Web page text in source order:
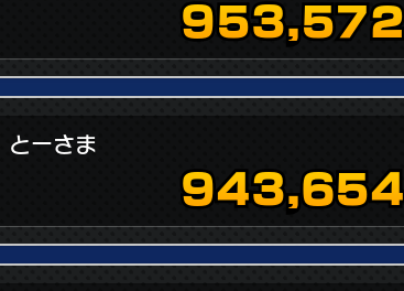
953,572
とーさま
943,654